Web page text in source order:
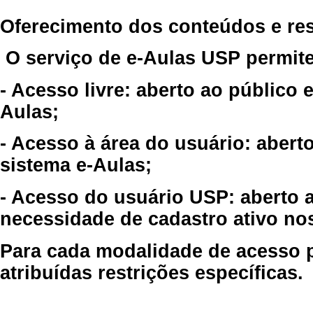
Oferecimento dos conteúdos e
O serviço de e-Aulas USP
- Acesso livre: aberto ao público
Aulas;
- Acesso à área do usuário:
sistema e-Aulas;
- Acesso do usuário USP: aberto
necessidade de cadastro ativo
Para cada modalidade de
atribuídas restrições específicas.